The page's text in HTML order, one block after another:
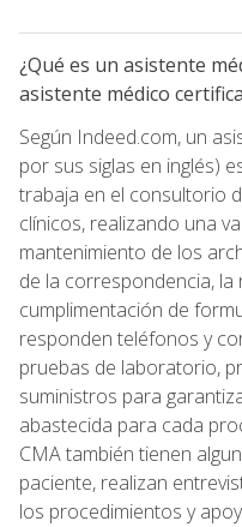
¿Qué es un asistente
asistente médico
Según Indeed.com, un
por sus siglas en inglés)
trabaja en el consultorio
clínicos, realizando una
mantenimiento de los
de la correspondencia, la
cumplimentación de
responden teléfonos y
pruebas de laboratorio,
suministros para
abastecida para cada
CMA también tienen
paciente, realizan
los procedimientos y